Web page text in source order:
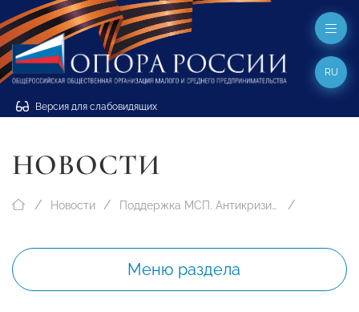
Версия для слабовидящих
RU
НОВОСТИ
Новости Поддержка МСП. Антикризисные меры
Меню раздела